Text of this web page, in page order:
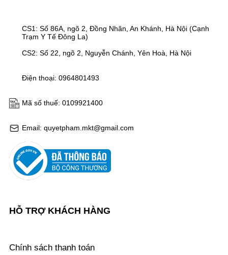
Email: quyetpham.mkt@gmail.com
Mã số thuế: 0109921400
Điện thoại: 0964801493
CS1: Số 86A, ngõ 2, Đồng Nhân, An Khánh, Hà Nội (Cạnh
Trạm Y Tế Đông La)
CS2: Số 22, ngõ 2, Nguyễn Chánh, Yên Hoà, Hà Nội
HỖ TRỢ KHÁCH HÀNG
Chính sách thanh toán